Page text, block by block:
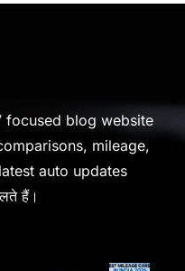
focused blog website
mileage,
auto updates
हैं।